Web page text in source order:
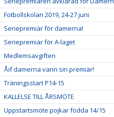
Fotbollskolan 2019, 24-27 juni
Seriepremiär för damerna!
Seriepremiär för A-laget
Medlemsavgiften
Åif damerna vann sin premiär!
Träningsstart P14-15
KALLELSE TILL ÅRSMÖTE
Uppstartsmöte pojkar födda 14/15